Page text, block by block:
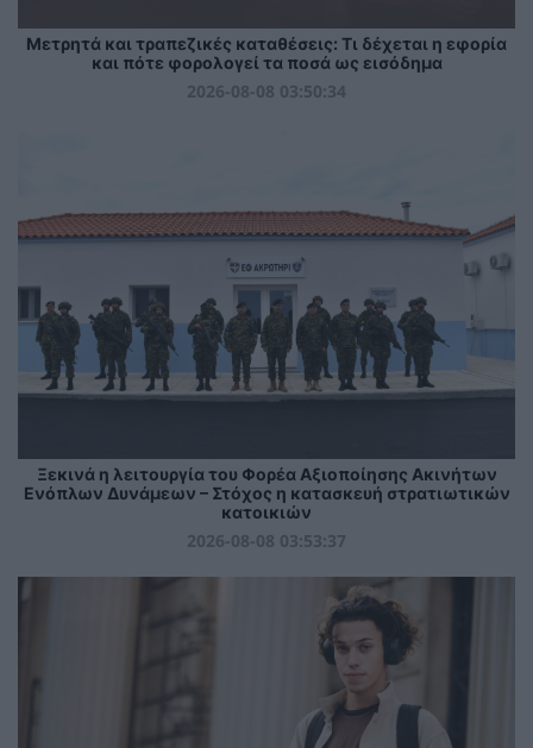
Μετρητά και τραπεζικές καταθέσεις: Τι δέχεται η εφορία
και πότε φορολογεί τα ποσά ως εισόδημα
2026-08-08 03:50:34
Ξεκινά η λειτουργία του Φορέα Αξιοποίησης Ακινήτων
Ενόπλων Δυνάμεων – Στόχος η κατασκευή στρατιωτικών
κατοικιών
2026-08-08 03:53:37